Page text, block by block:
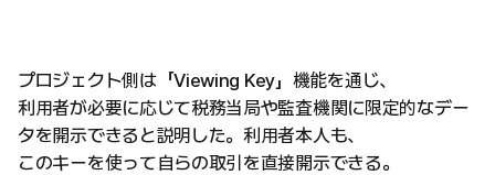
プロジェクト側は「Viewing Key」機能を通じ、
利用者が必要に応じて税務当局や監査機関に限定的なデー
タを開示できると説明した。利用者本人も、
このキーを使って自らの取引を直接開示できる。